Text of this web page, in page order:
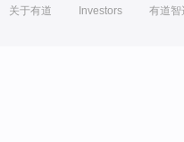
关于有道 Investors 有道智